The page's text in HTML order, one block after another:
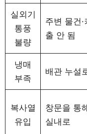
실외기
통풍
불량
주변 물건
출 안 됨
냉매
부족
배관 누설
복사열
유입
창문을 통
실내로